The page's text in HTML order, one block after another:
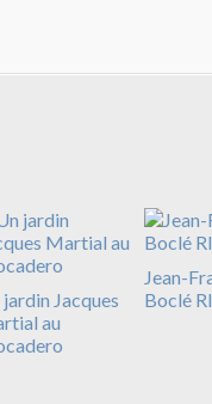
jardin Jacques
au
Jean-
Boclé